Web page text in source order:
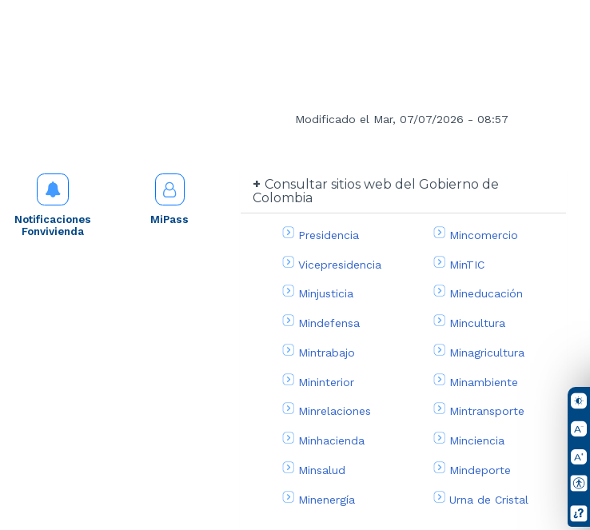
Modificado el Mar, 07/07/2026 - 08:57
Notificaciones
Fonvivienda
MiPass
Consultar sitios web del Gobierno de
Colombia
Presidencia
Vicepresidencia
Minjusticia
Mindefensa
Mintrabajo
Mininterior
Minrelaciones
Minhacienda
Minsalud
Minenergía
Mincomercio
MinTIC
Mineducación
Mincultura
Minagricultura
Minambiente
Mintransporte
Minciencia
Mindeporte
Urna de Cristal